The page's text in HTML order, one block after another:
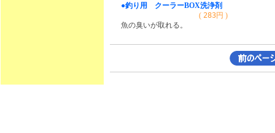
●釣り用 クーラーBOX洗浄剤
( 283円 )
魚の臭いが取れる。